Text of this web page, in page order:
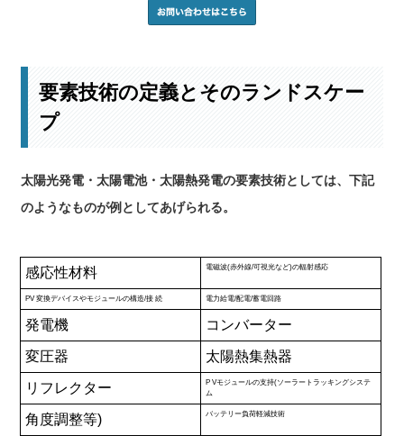
要素技術の定義とそのランドスケー
プ
太陽光発電・太陽電池・太陽熱発電の要素技術としては、下記
のようなものが例としてあげられる。
感応性材料 電磁波(赤外線/可視光など)の輻射感応
PV 変換デバイスやモジュールの構造/接 続 電力給電/配電/蓄電回路
発電機 コンバーター
変圧器 太陽熱集熱器
リフレクター
P Vモジュールの支持(ソーラートラッキングシステ
ム
角度調整等) バッテリー負荷軽減技術